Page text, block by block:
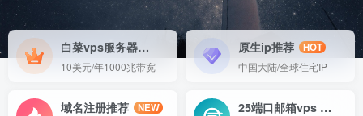
白菜vps服务器HOT
10美元/年1000兆带宽
原生ip推荐
HOT
中国大陆/全球住宅IP
域名注册推荐
NEW
25端口邮箱vpsGO